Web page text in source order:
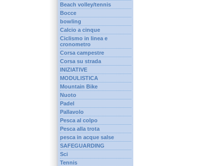
Beach volley/tennis
Bocce
bowling
Calcio a cinque
Ciclismo in linea e
cronometro
Corsa campestre
Corsa su strada
INIZIATIVE
MODULISTICA
Mountain Bike
Nuoto
Padel
Pallavolo
Pesca al colpo
Pesca alla trota
pesca in acque salse
SAFEGUARDING
Sci
Tennis